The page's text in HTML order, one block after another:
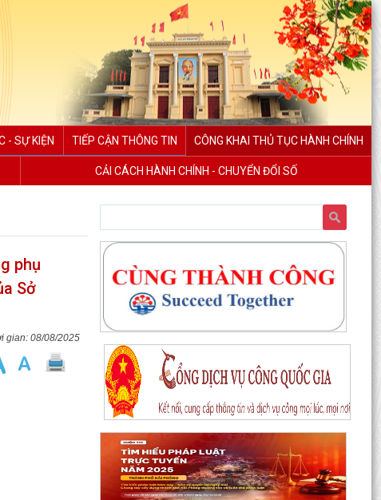
- SỰ KIỆN TIẾP CẬN THÔNG TIN CÔNG KHAI THỦ TỤC HÀNH CHÍNH
CẢI CÁCH HÀNH CHÍNH - CHUYỂN ĐỔI SỐ
phụ
Sở
08/08/2025